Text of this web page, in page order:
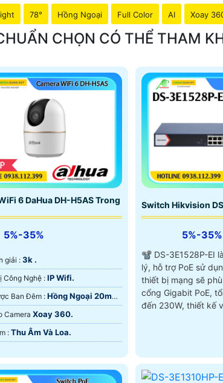
78° Hồng Ngoại Full Color AI Xoay
CHỌN CÓ THỂ THAM
6 DaHua DH-H5AS Trong
5%-35%
giải :3k .
🏆 Trang Bị Công Nghệ : IP Wifi.
💡 Xem Được Ban Đêm : Hồng Ngoại 20m
Smart IR.
Camera Xoay 360.
️📡 Đặt Điểm : Thu Âm Và Loa.
Switch Hikvision
5%-35%
📽 DS-3E1528P-EI
lý, hỗ trợ PoE sử
thiết bị mạng sẽ
cổng Gigabit PoE,
đến 230W, thiết kế